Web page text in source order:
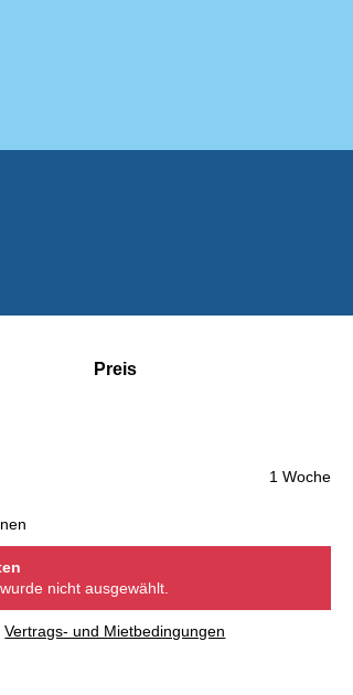
Preis
1 Woche
nicht ausgewählt.
Vertrags- und Mietbedingungen